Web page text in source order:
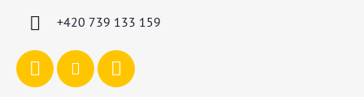
+420 739 133 159